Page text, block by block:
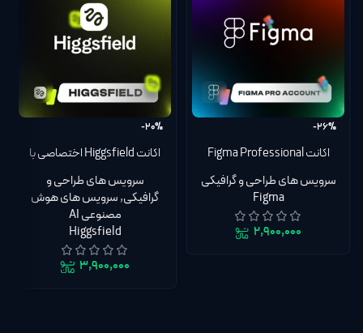
-26%
اکانت Figma Professional
فیگما پروفشنال Collab, Dev,
Full seat روی اکانت شما |
گارانتی تا روز آخر
سرویس های طراحی و گرافیکی
Figma
۲,۹۰۰,۰۰۰
-20%
اکانت Higgsfield اختصاصی با
سرویس های طراحی و
گرافیکی,سرویس های هوش
مصنوعی AI
Higgsfield
۳,۹۰۰,۰۰۰